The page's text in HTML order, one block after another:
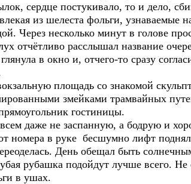
сердце постукивало, то и дело,
из шелеста фольги, узнаваемые
Через несколько минут в голове
отчётливо расслышал название
в окно и, отчего-то сразу
площадь со знакомой
змейками трамвайных
гостиницы.
даже не заспанную, а бодрую и
номера в руке бесшумно лифт
День обещал быть
рубашка подойдут лучше всего.
в ушах.